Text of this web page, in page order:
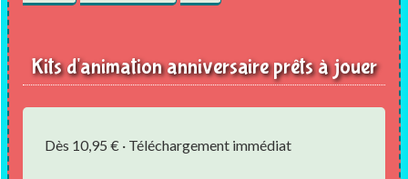
Kits d'animation anniversaire prêts à jouer
Dès 10,95 € · Téléchargement immédiat